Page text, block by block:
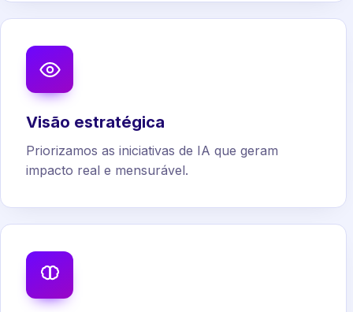
Visão estratégica
Priorizamos as iniciativas de IA que geram
impacto real e mensurável.